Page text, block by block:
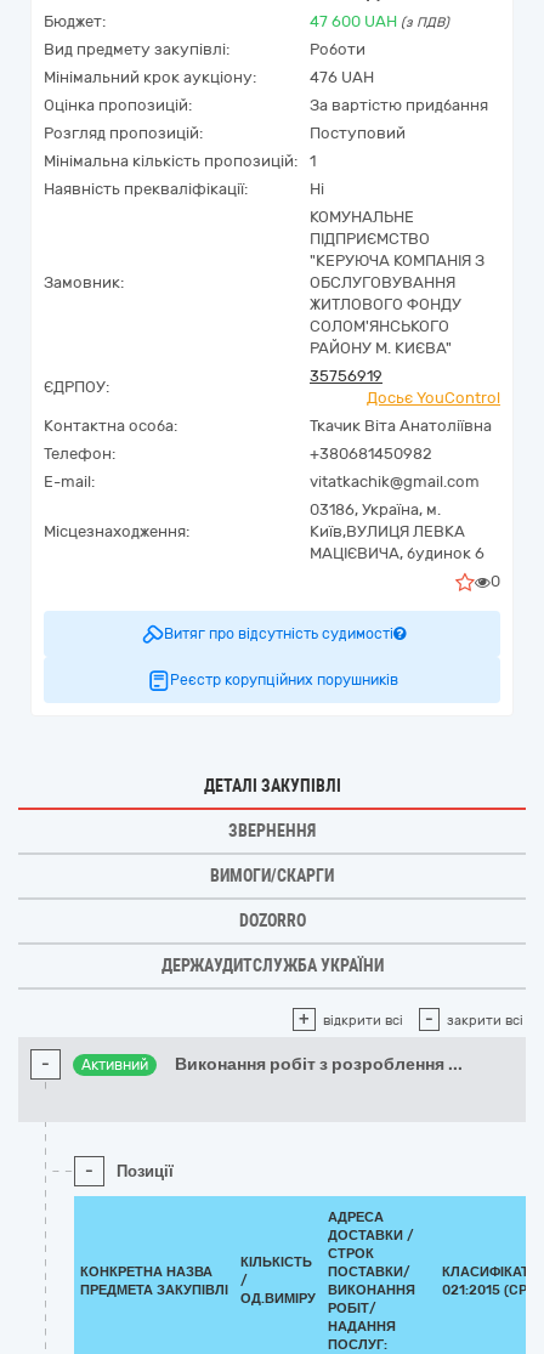
Бюджет: 47 600 UAH (з ПДВ)
Вид предмету закупівлі:
Роботи
Мінімальний крок аукціону:
476 UAH
Оцінка пропозицій:
За вартістю придбання
Розгляд пропозицій:
Поступовий
Мінімальна кількість пропозицій:
1
Наявність прекваліфікації:
Ні
Замовник:
КОМУНАЛЬНЕ
ПІДПРИЄМСТВО
"КЕРУЮЧА КОМПАНІЯ З
ОБСЛУГОВУВАННЯ
ЖИТЛОВОГО ФОНДУ
СОЛОМ'ЯНСЬКОГО
РАЙОНУ М. КИЄВА"
ЄДРПОУ:
35756919
Досьє YouControl
Контактна особа:
Ткачик Віта Анатоліївна
Телефон:
+380681450982
E-mail:
vitatkachik@gmail.com
Місцезнаходження:
03186, Україна, м.
Київ,ВУЛИЦЯ ЛЕВКА
МАЦІЄВИЧА, будинок 6
0
Витяг про відсутність судимості
Реєстр корупційних порушників
ДЕТАЛІ ЗАКУПІВЛІ
ЗВЕРНЕННЯ
ВИМОГИ/СКАРГИ
DOZORRO
ДЕРЖАУДИТСЛУЖБА УКРАЇНИ
+ відкрити всі - закрити всі
- Активний Виконання робіт з розроблення ...
- Позиції
КОНКРЕТНА НАЗВА
ПРЕДМЕТА ЗАКУПІВЛІ
КІЛЬКІСТЬ
/
ОД.ВИМІРУ
АДРЕСА
ДОСТАВКИ /
СТРОК
ПОСТАВКИ/
ВИКОНАННЯ
РОБІТ/
НАДАННЯ
ПОСЛУГ:
021:2015 (CPV)